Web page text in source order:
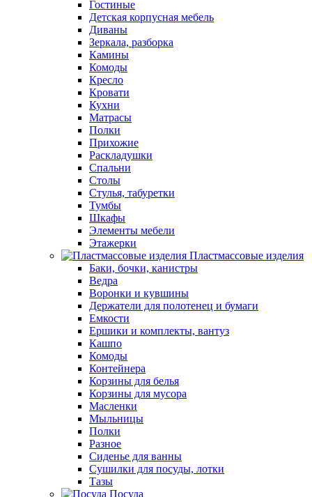
Гостиные
Детская корпусная мебель
Диваны
Зеркала, разборка
Камины
Комоды
Кресло
Кровати
Кухни
Матрасы
Полки
Прихожие
Раскладушки
Спальни
Столы
Стулья, табуретки
Тумбы
Шкафы
Элементы мебели
Этажерки
Пластмассовые изделия
Баки, бочки, канистры
Ведра
Воронки и кувшины
Держатели для полотенец и бумаги
Емкости
Ершики и комплекты, вантуз
Кашпо
Комоды
Контейнера
Корзины для белья
Корзины для мусора
Масленки
Мыльницы
Полки
Разное
Сиденье для ванны
Сушилки для посуды, лотки
Тазы
Посуда